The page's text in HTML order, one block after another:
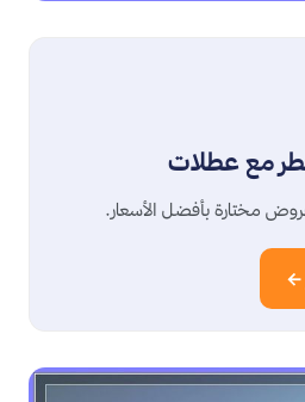
مع عطلات
مختارة بأفضل الأسعار.
←